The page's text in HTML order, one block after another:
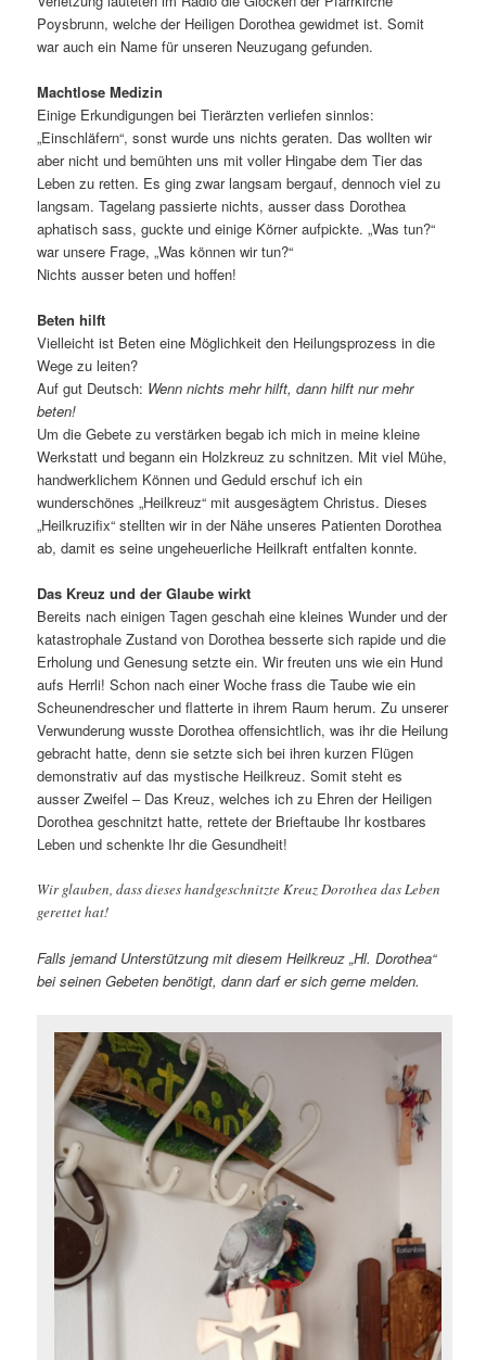
Poysbrunn, welche der Heiligen Dorothea gewidmet ist. Somit
war auch ein Name für unseren Neuzugang gefunden.
Machtlose Medizin
Einige Erkundigungen bei Tierärzten verliefen sinnlos:
„Einschläfern“, sonst wurde uns nichts geraten. Das wollten wir
aber nicht und bemühten uns mit voller Hingabe dem Tier das
Leben zu retten. Es ging zwar langsam bergauf, dennoch viel zu
langsam. Tagelang passierte nichts, ausser dass Dorothea
aphatisch sass, guckte und einige Körner aufpickte. „Was tun?“
war unsere Frage, „Was können wir tun?“
Nichts ausser beten und hoffen!
Beten hilft
Vielleicht ist Beten eine Möglichkeit den Heilungsprozess in die
Wege zu leiten?
Auf gut Deutsch: Wenn nichts mehr hilft, dann hilft nur mehr
beten!
Um die Gebete zu verstärken begab ich mich in meine kleine
Werkstatt und begann ein Holzkreuz zu schnitzen. Mit viel Mühe,
handwerklichem Können und Geduld erschuf ich ein
wunderschönes „Heilkreuz“ mit ausgesägtem Christus. Dieses
„Heilkruzifix“ stellten wir in der Nähe unseres Patienten Dorothea
ab, damit es seine ungeheuerliche Heilkraft entfalten konnte.
Das Kreuz und der Glaube wirkt
Bereits nach einigen Tagen geschah eine kleines Wunder und der
katastrophale Zustand von Dorothea besserte sich rapide und die
Erholung und Genesung setzte ein. Wir freuten uns wie ein Hund
aufs Herrli! Schon nach einer Woche frass die Taube wie ein
Scheunendrescher und flatterte in ihrem Raum herum. Zu unserer
Verwunderung wusste Dorothea offensichtlich, was ihr die Heilung
gebracht hatte, denn sie setzte sich bei ihren kurzen Flügen
demonstrativ auf das mystische Heilkreuz. Somit steht es
ausser Zweifel – Das Kreuz, welches ich zu Ehren der Heiligen
Dorothea geschnitzt hatte, rettete der Brieftaube Ihr kostbares
Leben und schenkte Ihr die Gesundheit!
Wir glauben, dass dieses handgeschnitzte Kreuz Dorothea das Leben
gerettet hat!
Falls jemand Unterstützung mit diesem Heilkreuz „Hl. Dorothea“
bei seinen Gebeten benötigt, dann darf er sich gerne melden.